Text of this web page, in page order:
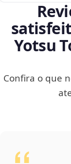
Yotsu
Confira o que